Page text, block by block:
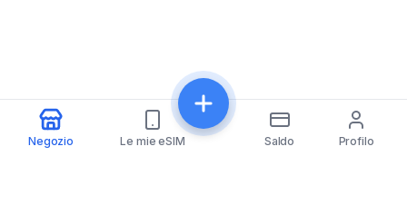
Negozio Le mie eSIM Saldo Profilo